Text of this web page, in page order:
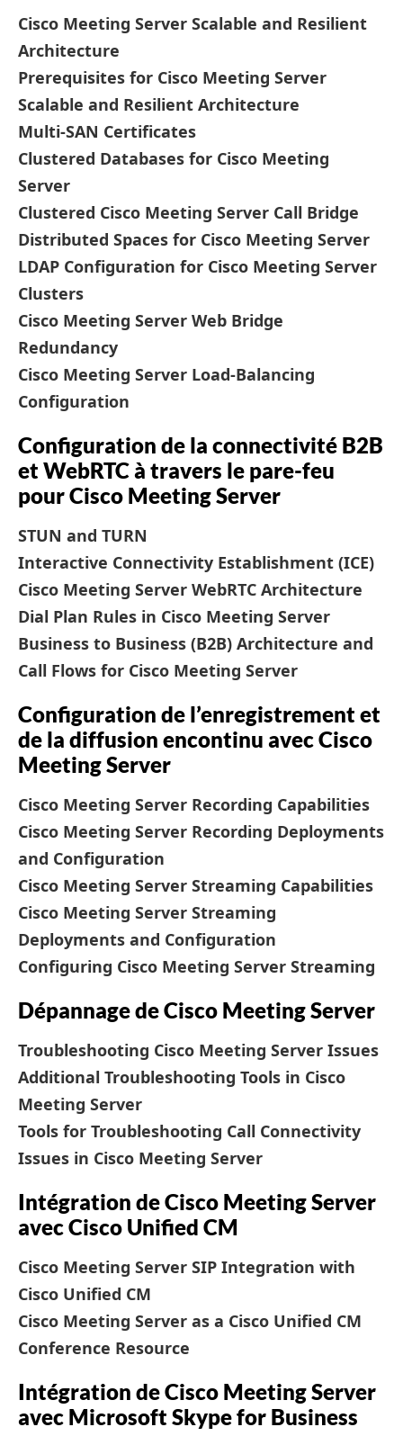
Cisco Meeting Server Scalable and Resilient
Architecture
Prerequisites for Cisco Meeting Server
Scalable and Resilient Architecture
Multi-SAN Certificates
Clustered Databases for Cisco Meeting
Server
Clustered Cisco Meeting Server Call Bridge
Distributed Spaces for Cisco Meeting Server
LDAP Configuration for Cisco Meeting Server
Clusters
Cisco Meeting Server Web Bridge
Redundancy
Cisco Meeting Server Load-Balancing
Configuration
Configuration de la connectivité B2B
et WebRTC à travers le pare-feu
pour Cisco Meeting Server
STUN and TURN
Interactive Connectivity Establishment (ICE)
Cisco Meeting Server WebRTC Architecture
Dial Plan Rules in Cisco Meeting Server
Business to Business (B2B) Architecture and
Call Flows for Cisco Meeting Server
Configuration de l’enregistrement et
de la diffusion encontinu avec Cisco
Meeting Server
Cisco Meeting Server Recording Capabilities
Cisco Meeting Server Recording Deployments
and Configuration
Cisco Meeting Server Streaming Capabilities
Cisco Meeting Server Streaming
Deployments and Configuration
Configuring Cisco Meeting Server Streaming
Dépannage de Cisco Meeting Server
Troubleshooting Cisco Meeting Server Issues
Additional Troubleshooting Tools in Cisco
Meeting Server
Tools for Troubleshooting Call Connectivity
Issues in Cisco Meeting Server
Intégration de Cisco Meeting Server
avec Cisco Unified CM
Cisco Meeting Server SIP Integration with
Cisco Unified CM
Cisco Meeting Server as a Cisco Unified CM
Conference Resource
Intégration de Cisco Meeting Server
avec Microsoft Skype for Business